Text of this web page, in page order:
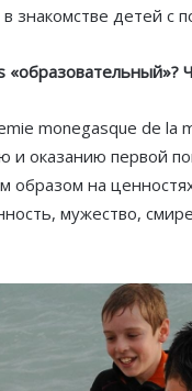
знакомстве детей с
monegasque de la
и оказанию первой
образом на
мужество,